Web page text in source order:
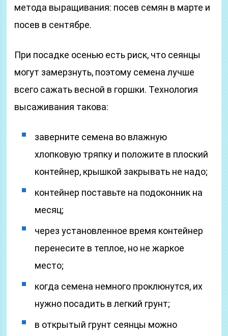
метода выращивания: посев семян в марте и
посев в сентябре.
При посадке осенью есть риск, что сеянцы
могут замерзнуть, поэтому семена лучше
всего сажать весной в горшки. Технология
высаживания такова:
заверните семена во влажную
хлопковую тряпку и положите в плоский
контейнер, крышкой закрывать не надо;
контейнер поставьте на подоконник на
месяц;
через установленное время контейнер
перенесите в теплое, но не жаркое
место;
когда семена немного проклюнутся, их
нужно посадить в легкий грунт;
в открытый грунт сеянцы можно